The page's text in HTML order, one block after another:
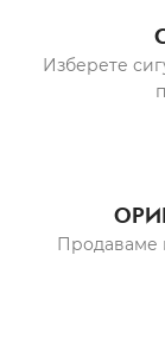
Изберете
Продаваме